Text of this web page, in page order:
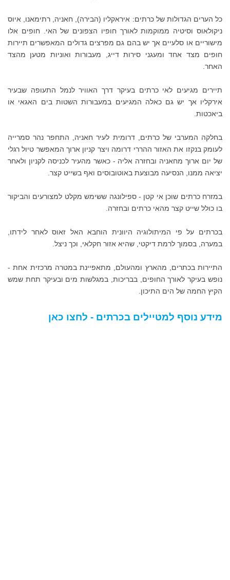
כל הערים הגדולות של כרתים: איראקליו (הבירה), חאניה, רתימאנו, איוס
ניקולאוס וסיטיה ממוקמות לאורך חופיו הצפונים של האי. חופים אלו
מישוריים או סלעיים אך יש בהם גם מפרצים גדולים המאפשרים תיירות
חופים מצד אחד ומעגני סירות דייג, מעבורות ואוניות מטען מהצד
האחר.
תיירים מגיעים לאי כרתים בעיקר דרך האוויר לנמל התעופה שבעיר
אירקליו אך יש גם כאלה המגיעים במעבורות השטות בים האגאי או
ביאכטות.
בחלקה המערבי של כרתים, דרומית לעיר חאניה, התחפר נהר סמרייה
לעומק בנקזו את האזור ההררי דרומה ויצר קניון ארוך המאפשר טיול רגלי
של יום ארוך מחאניה ובחזרה אליה - כאשר מהעיר לכניסה לקניון ולאחר
יציאה ממנו, הנסיעה מבוצעת באוטובוסים ואף בשייט קצר.
במזרח כרתים שוכן אי קטן - ספילונגה ששימש מקלט למצורעים והביקור
בו כולל שייט קצר מהאי כרתים ובחזרה.
בכרתים על פי המיתולוגיה היוונית הוחבא האל זאוס לאחר לידתו,
במערה, בסמוך לרמת דיקטי, שהיא אזור חקלאי, וכך ניצל.
התיירות בכתרים, מהארץ ומהעולם, מתאפיינת במטרה מרכזית אחת -
נופש בעיקר לאורך החופים, בבריכות, במגלשות מים ובעיקר תחת שמש
הקיץ החמה של הים התיכון.
מידע נוסף למטיילים בכרתים - לחצו כאן